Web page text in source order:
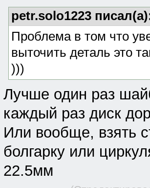
petr.solo1223
Проблема в том что
выточить деталь это
)))
Лучше один раз
каждый раз диск
Или вообще, взять
болгарку или
22.5мм